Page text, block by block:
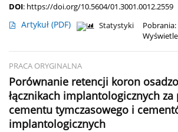
DOI: https://doi.org/10.5604/01.3001.0012.2559
Artykuł (PDF) Statystyki
Pobrania:
PRACA ORYGINALNA
Porównanie retencji koron
łącznikach implantologicznych za
cementu tymczasowego i
implantologicznych